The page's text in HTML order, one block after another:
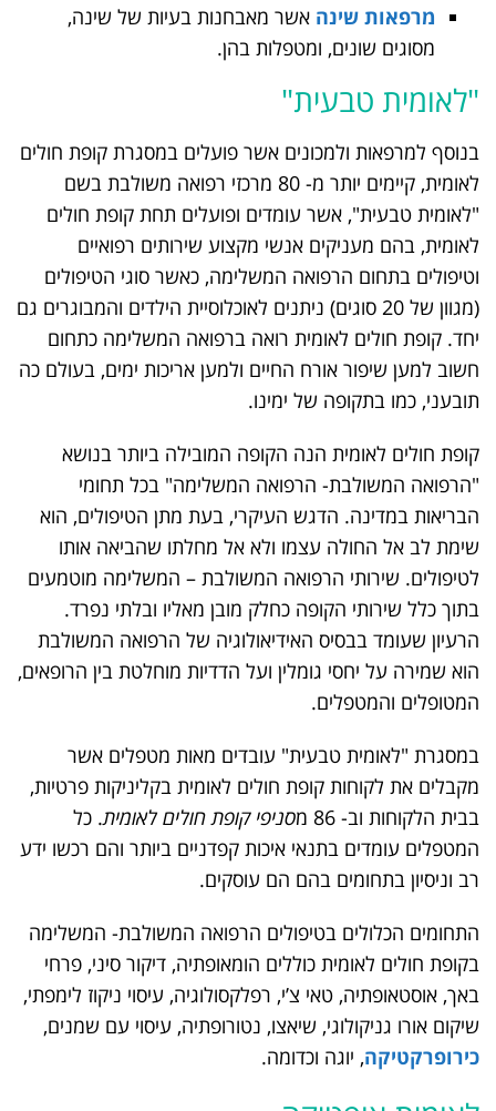
מרפאות שינה אשר מאבחנות בעיות של שינה,
מסוגים שונים, ומטפלות בהן.
"לאומית טבעית"
בנוסף למרפאות ולמכונים אשר פועלים במסגרת קופת חולים
לאומית, קיימים יותר מ- 80 מרכזי רפואה משולבת בשם
"לאומית טבעית", אשר עומדים ופועלים תחת קופת חולים
לאומית, בהם מעניקים אנשי מקצוע שירותים רפואיים
וטיפולים בתחום הרפואה המשלימה, כאשר סוגי הטיפולים
(מגוון של 20 סוגים) ניתנים לאוכלוסיית הילדים והמבוגרים גם
יחד. קופת חולים לאומית רואה ברפואה המשלימה כתחום
חשוב למען שיפור אורח החיים ולמען אריכות ימים, בעולם כה
תובעני, כמו בתקופה של ימינו.
קופת חולים לאומית הנה הקופה המובילה ביותר בנושא
"הרפואה המשולבת- הרפואה המשלימה" בכל תחומי
הבריאות במדינה. הדגש העיקרי, בעת מתן הטיפולים, הוא
שימת לב אל החולה עצמו ולא אל מחלתו שהביאה אותו
לטיפולים. שירותי הרפואה המשולבת – המשלימה מוטמעים
בתוך כלל שירותי הקופה כחלק מובן מאליו ובלתי נפרד.
הרעיון שעומד בבסיס האידיאולוגיה של הרפואה המשולבת
הוא שמירה על יחסי גומלין ועל הדדיות מוחלטת בין הרופאים,
המטופלים והמטפלים.
במסגרת "לאומית טבעית" עובדים מאות מטפלים אשר
מקבלים את לקוחות קופת חולים לאומית בקליניקות פרטיות,
בבית הלקוחות וב- 86 מ
סניפי קופת חולים לאומית. כל
המטפלים עומדים בתנאי איכות קפדניים ביותר והם רכשו ידע
רב וניסיון בתחומים בהם הם עוסקים.
התחומים הכלולים בטיפולים הרפואה המשולבת- המשלימה
בקופת חולים לאומית כוללים הומאופתיה, דיקור סיני, פרחי
באך, אוסטאופתיה, טאי צ’י, רפלקסולוגיה, עיסוי ניקוז לימפתי,
שיקום אורו גניקולוגי, שיאצו, נטורופתיה, עיסוי עם שמנים,
כירופרקטיקה, יוגה וכדומה.